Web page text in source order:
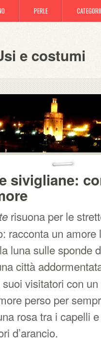
PERLE
e costumi
sivigliane:
risuona per le
racconta un amore
luna sulle sponde
città
visitatori con
perso per
rosa tra i capelli
d’arancio.